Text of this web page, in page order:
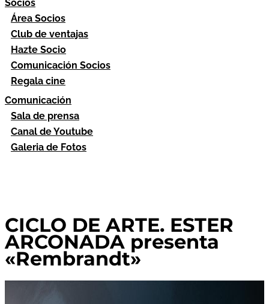
Socios
Área Socios
Club de ventajas
Hazte Socio
Comunicación Socios
Regala cine
Comunicación
Sala de prensa
Canal de Youtube
Galeria de Fotos
CICLO DE ARTE. ESTER
ARCONADA presenta
«Rembrandt»